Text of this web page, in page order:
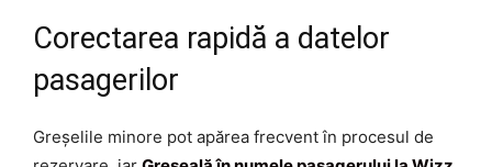
Corectarea rapidă a datelor
pasagerilor
Greșelile minore pot apărea frecvent în procesul de